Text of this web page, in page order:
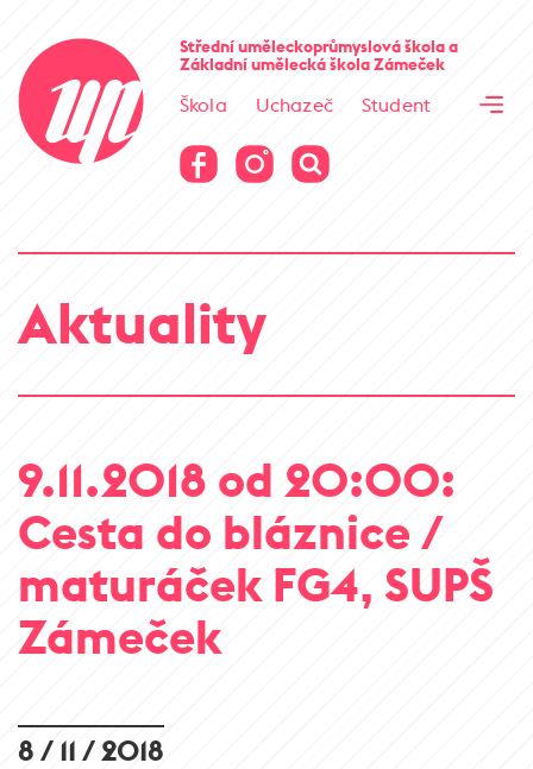
Střední uměleckoprůmyslová školaa
Základní umělecká školaZámeček
Škola Uchazeč
Student
Virtuální prohlídka
Virtuální prohlídka
Aktuality
9.11.2018 od 20:00:
Cesta do bláznice /
maturáček FG4, SUPŠ
Zámeček
8 / 11 / 2018